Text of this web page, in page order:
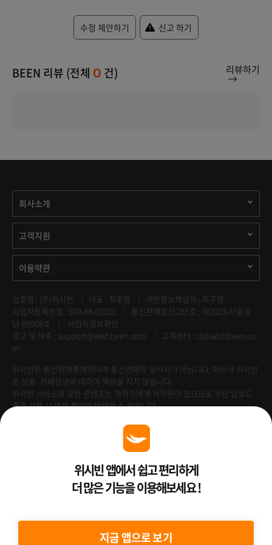
수정 제안하기 신고 하기
BEEN 리뷰 (전체 0 건) 리뷰하기
회사소개
고객지원
이용약관
상호명 : (주)위시빈 대표 : 최주영
개인정보책임자 : 최주영
사업자등록번호 : 599-88-01021
통신판매업신고번호 : 제2023-서울강
남-05908호
사업자정보확인
광고 및 제휴 : support@wishbeen.com
고객센터 : cs@wishbeen.co
m
위시빈은 통신판매중개자이며 통신판매의 당사자가 아닙니다. 따라서 위시빈
은 상품·거래정보에 대하여 책임을 지지 않습니다.
위시빈 서비스의 모든 콘텐츠는 저작자에게 저작권이 있으므로 무단 업로드
혹은 사용 시 법적 책임이 발생할 수 있습니다.
Venture Enterprise위시빈 앱에서 쉽고 편리하게
더 많은 기능을 이용해보세요 !
지금 앱으로 보기